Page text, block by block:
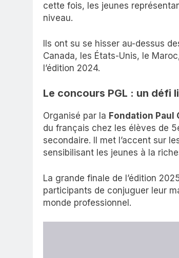
cette fois, les jeunes
niveau.
Ils ont su se hisser au-dessus
Canada, les États-Unis, le
l’édition 2024.
Le concours PGL : un défi
Organisé par la Fondation Paul
du français chez les élèves de
secondaire. Il met l’accent sur
sensibilisant les jeunes à la
La grande finale de l’édition
participants de conjuguer leur
monde professionnel.